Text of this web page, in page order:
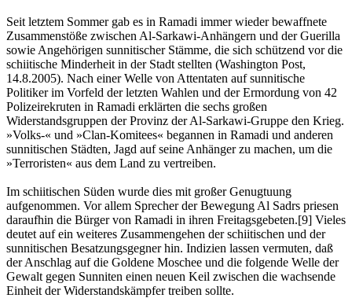
Seit letztem Sommer gab es in Ramadi immer wieder bewaffnete
Zusammenstöße zwischen Al-Sarkawi-Anhängern und der Guerilla
sowie Angehörigen sunnitischer Stämme, die sich schützend vor die
schiitische Minderheit in der Stadt stellten (Washington Post,
14.8.2005). Nach einer Welle von Attentaten auf sunnitische
Politiker im Vorfeld der letzten Wahlen und der Ermordung von 42
Polizeirekruten in Ramadi erklärten die sechs großen
Widerstandsgruppen der Provinz der Al-Sarkawi-Gruppe den Krieg.
»Volks-« und »Clan-Komitees« begannen in Ramadi und anderen
sunnitischen Städten, Jagd auf seine Anhänger zu machen, um die
»Terroristen« aus dem Land zu vertreiben.
Im schiitischen Süden wurde dies mit großer Genugtuung
aufgenommen. Vor allem Sprecher der Bewegung Al Sadrs priesen
daraufhin die Bürger von Ramadi in ihren Freitagsgebeten.[9] Vieles
deutet auf ein weiteres Zusammengehen der schiitischen und der
sunnitischen Besatzungsgegner hin. Indizien lassen vermuten, daß
der Anschlag auf die Goldene Moschee und die folgende Welle der
Gewalt gegen Sunniten einen neuen Keil zwischen die wachsende
Einheit der Widerstandskämpfer treiben sollte.